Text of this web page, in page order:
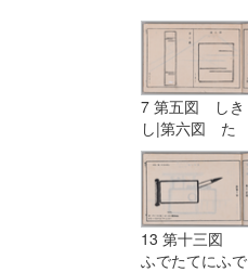
7 第五図 しき
し|第六図 た
んざく
13 第十三図
ふでたてにふで